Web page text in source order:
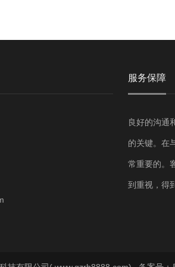
服务保障
良好的沟通
的关键。在
常重要的。
到重视，得